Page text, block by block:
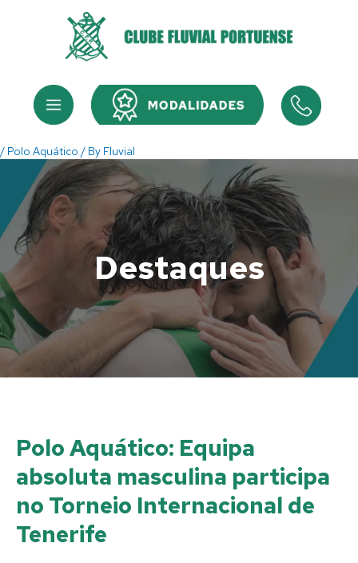
Menu Menu
/ Polo Aquático / By Fluvial
Destaques
Polo Aquático: Equipa
absoluta masculina participa
no Torneio Internacional de
Tenerife